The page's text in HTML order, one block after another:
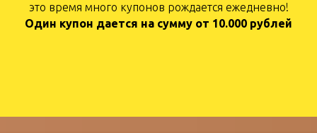
это время много купонов рождается ежедневно!
Один купон дается на сумму от 10.000 рублей